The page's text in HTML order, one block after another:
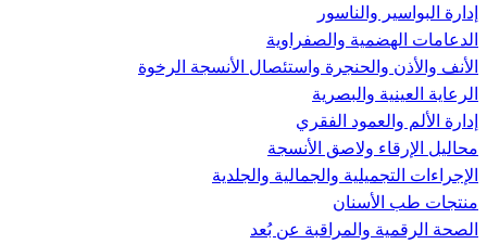
إدارة البواسير والناسور
الدعامات الهضمية والصفراوية
الأنف والأذن والحنجرة واستئصال الأنسجة الرخوة
الرعاية العينية والبصرية
إدارة الألم والعمود الفقري
محاليل الإرقاء ولاصق الأنسجة
الإجراءات التجميلية والجمالية والجلدية
منتجات طب الأسنان
الصحة الرقمية والمراقبة عن بُعد